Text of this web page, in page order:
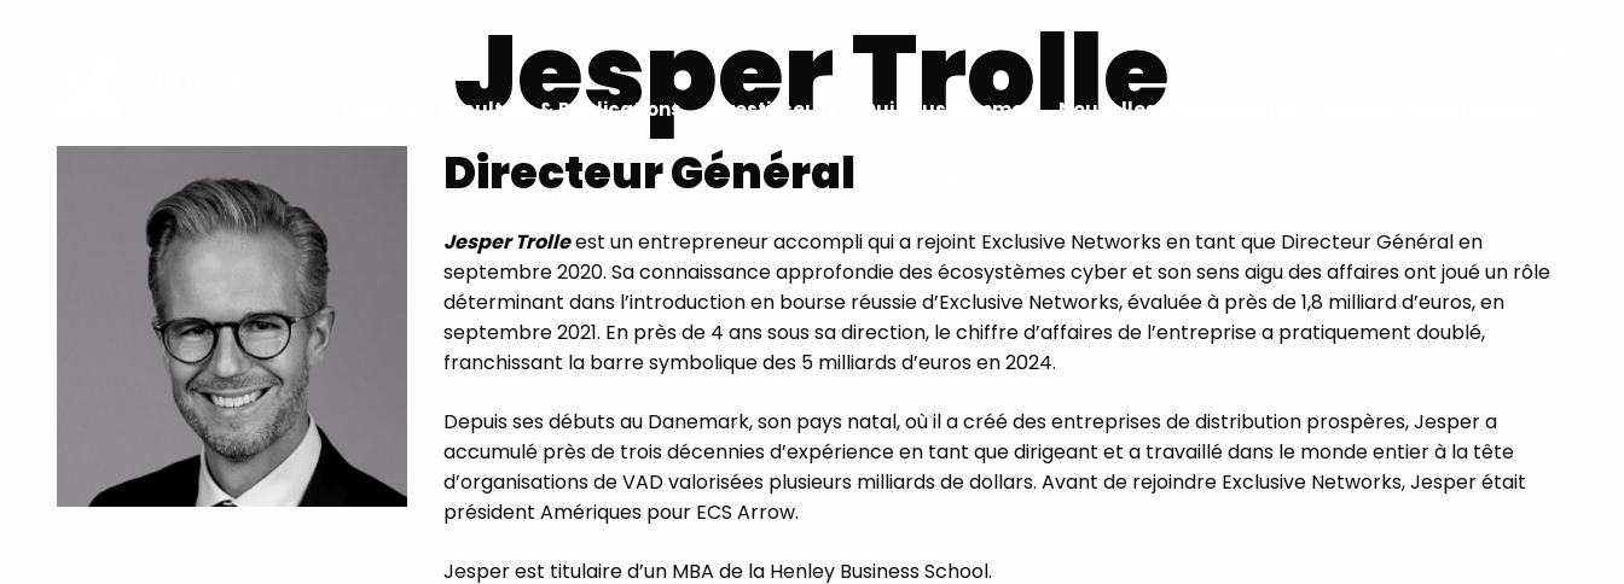
exclusive-networks.com
Résultats & Publications Investisseurs Qui nous sommes Nouvelles & Événements
Jesper Trolle
Directeur Général
Jesper Trolleest un entrepreneur accompli qui a rejoint Exclusive Networks en tant que Directeur Général en
septembre 2020. Sa connaissance approfondie des écosystèmes cyber et son sens aigu des affaires ont joué un rôle
déterminant dans l’introduction en bourse réussie d’Exclusive Networks, évaluée à près de 1,8 milliard d’euros, en
septembre 2021. En près de 4 ans sous sa direction, le chiffre d’affaires de l’entreprise a pratiquement doublé,
franchissant la barre symbolique des 5 milliards d’euros en 2024.
Depuis ses débuts au Danemark, son pays natal, où il a créé des entreprises de distribution prospères, Jesper a
accumulé près de trois décennies d’expérience en tant que dirigeant et a travaillé dans le monde entier à la tête
d’organisations de VAD valorisées plusieurs milliards de dollars. Avant de rejoindre Exclusive Networks, Jesper était
président Amériques pour ECS Arrow.
Jesper est titulaire d’un MBA de la Henley Business School.